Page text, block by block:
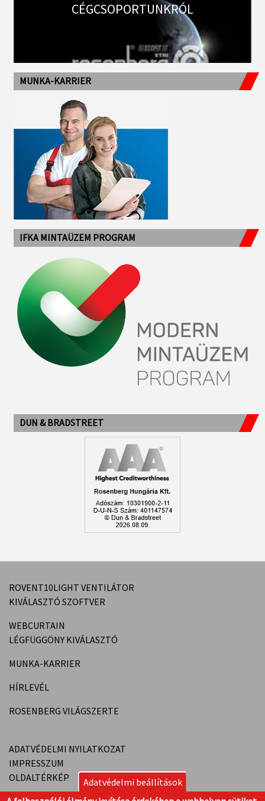
CÉGCSOPORTUNKRÓL
MUNKA-KARRIER
IFKA MINTAÜZEM PROGRAM
DUN & BRADSTREET
ROVENT10LIGHT VENTILÁTOR
KIVÁLASZTÓ SZOFTVER
WEBCURTAIN
LÉGFÜGGÖNY KIVÁLASZTÓ
MUNKA-KARRIER
HÍRLEVÉL
ROSENBERG VILÁGSZERTE
ADATVÉDELMI NYILATKOZAT
IMPRESSZUM
OLDALTÉRKÉP
Adatvédelmi beállítások